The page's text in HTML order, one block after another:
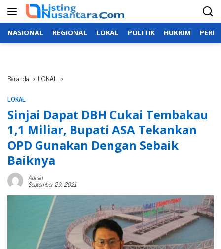
konten
NASIONAL REGIONAL LOKAL POLITIK HUKRIM
Beranda LOKAL
LOKAL
Sinjai Dapat DBH Cukai Tembakau
1,1 Miliar, Bupati ASA Tekankan
OPD Gunakan Dengan Sebaik
Baiknya
Admin
September 29, 2021